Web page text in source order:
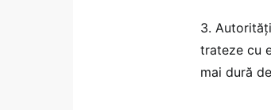
3.
trateze cu
mai dură